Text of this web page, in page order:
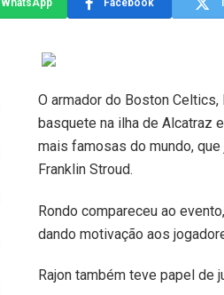
WhatsApp Facebook
O armador do Boston
basquete na ilha de Alcatraz
mais famosas do mundo,
Franklin Stroud.
Rondo compareceu ao
dando motivação aos
Rajon também teve papel